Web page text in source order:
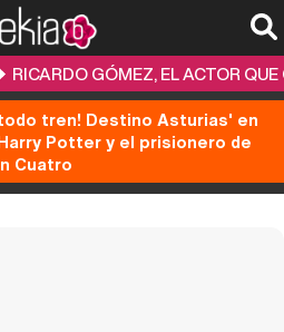
RICARDO GÓMEZ, EL ACTOR
tren! Destino Asturias' en
Potter y el prisionero de
Cuatro